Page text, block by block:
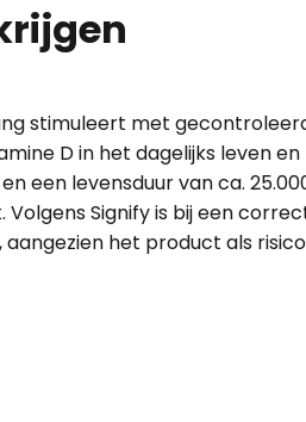
stimuleert met
D in het dagelijks leven
een levensduur van ca.
Signify is bij een
het product als